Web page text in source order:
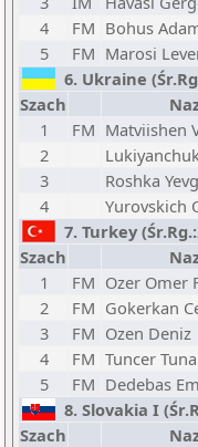
4
FM Bohus
5
FM Marosi
6. Ukraine
Szach
1
FM Matviishen
2
3
Roshka
4
Yurovskich
7. Turkey
Szach
1
FM Ozer Omer
2
FM Gokerkan
3
FM Ozen Deniz
4
FM Tuncer Tuna
5
FM Dedebas
8. Slovakia I
Szach